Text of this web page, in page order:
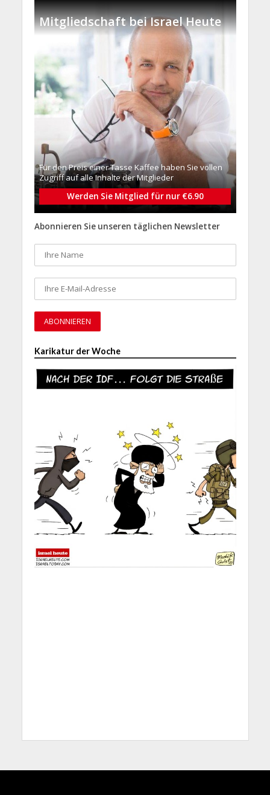
Mitgliedschaft bei Israel Heute
Für den Preis einer Tasse Kaffee haben Sie vollen
Zugriff auf alle Inhalte der Mitglieder
Werden Sie Mitglied für nur €6.90
Abonnieren Sie unseren täglichen Newsletter
Karikatur der Woche